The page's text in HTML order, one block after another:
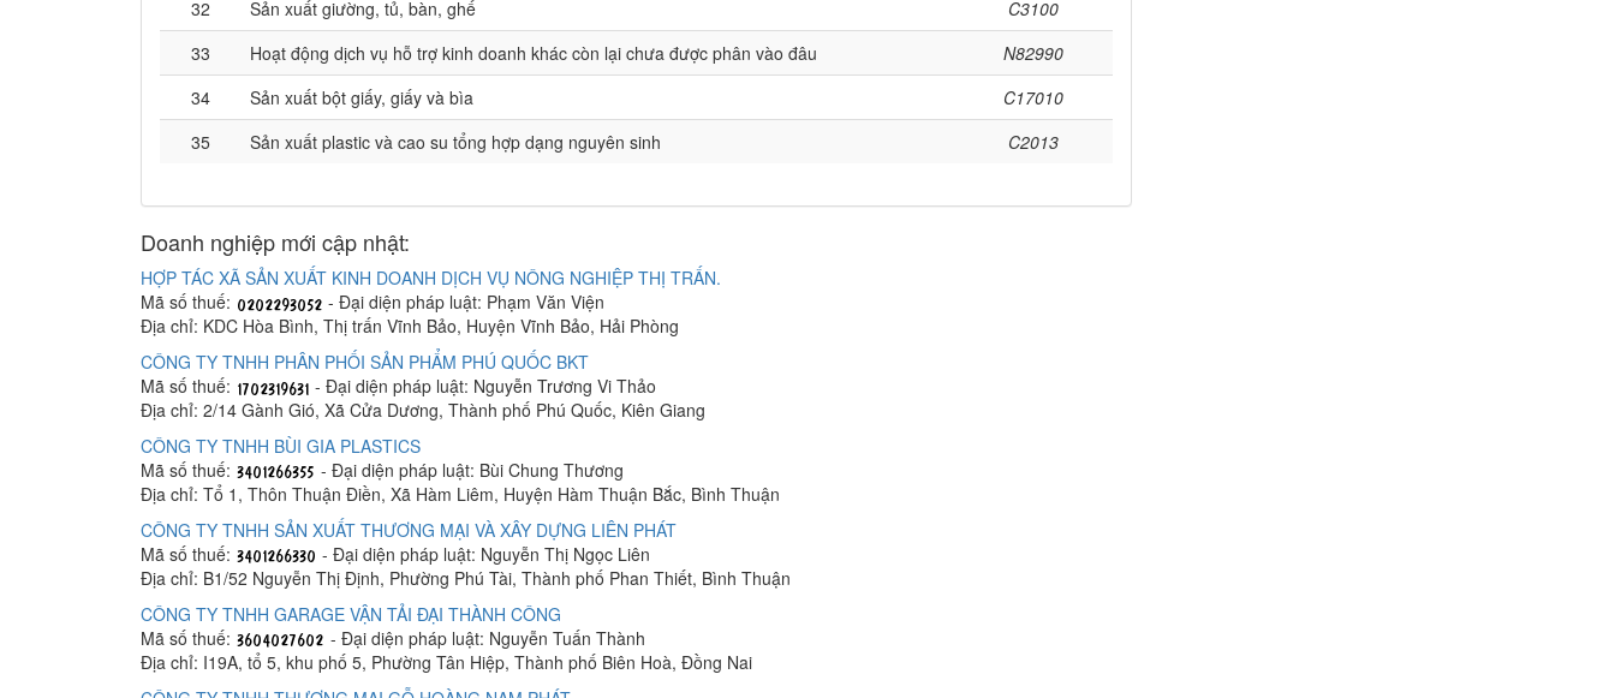
32 Sản xuất giường, tủ, bàn, ghế
C3100
33
Hoạt động dịch vụ hỗ trợ kinh doanh khác còn lại chưa được phân vào đâu
N82990
34
Sản xuất bột giấy, giấy và bìa
C17010
35
Sản xuất plastic và cao su tổng hợp dạng nguyên sinh C2013
Doanh nghiệp mới cập nhật:
HỢP TÁC XÃ SẢN XUẤT KINH DOANH DỊCH VỤ NÔNG NGHIỆP THỊ TRẤN.
Mã số thuế:
- Đại diện pháp luật: Phạm Văn Viện
Địa chỉ: KDC Hòa Bình, Thị trấn Vĩnh Bảo, Huyện Vĩnh Bảo, Hải Phòng
CÔNG TY TNHH PHÂN PHỐI SẢN PHẨM PHÚ QUỐC BKT
Mã số thuế:
- Đại diện pháp luật: Nguyễn Trương Vi Thảo
Địa chỉ: 2/14 Gành Gió, Xã Cửa Dương, Thành phố Phú Quốc, Kiên Giang
CÔNG TY TNHH BÙI GIA PLASTICS
Mã số thuế:
- Đại diện pháp luật: Bùi Chung Thương
Địa chỉ: Tổ 1, Thôn Thuận Điền, Xã Hàm Liêm, Huyện Hàm Thuận Bắc, Bình Thuận
CÔNG TY TNHH SẢN XUẤT THƯƠNG MẠI VÀ XÂY DỰNG LIÊN PHÁT
Mã số thuế:
- Đại diện pháp luật: Nguyễn Thị Ngọc Liên
Địa chỉ: B1/52 Nguyễn Thị Định, Phường Phú Tài, Thành phố Phan Thiết, Bình Thuận
CÔNG TY TNHH GARAGE VẬN TẢI ĐẠI THÀNH CÔNG
Mã số thuế:
- Đại diện pháp luật: Nguyễn Tuấn Thành
Địa chỉ: I19A, tổ 5, khu phố 5, Phường Tân Hiệp, Thành phố Biên Hoà, Đồng Nai